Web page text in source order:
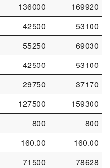
136000
169920
42500
53100
55250
69030
42500
53100
29750
37170
127500
159300
800
800
160.00
160.00
71500
78628